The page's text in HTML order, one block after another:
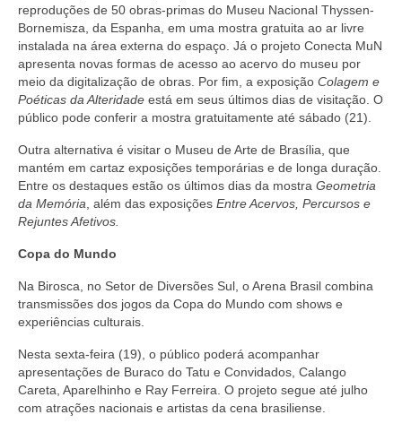
reproduções de 50 obras-primas do Museu Nacional Thyssen-
Bornemisza, da Espanha, em uma mostra gratuita ao ar livre
instalada na área externa do espaço. Já o projeto Conecta MuN
apresenta novas formas de acesso ao acervo do museu por
meio da digitalização de obras. Por fim, a exposição Colagem e
Poéticas da Alteridade está em seus últimos dias de visitação. O
público pode conferir a mostra gratuitamente até sábado (21).
Outra alternativa é visitar o Museu de Arte de Brasília, que
mantém em cartaz exposições temporárias e de longa duração.
Entre os destaques estão os últimos dias da mostra Geometria
da Memória , além das exposições Entre Acervos, Percursos e
Rejuntes Afetivos.
Copa do Mundo
Na Birosca, no Setor de Diversões Sul, o Arena Brasil combina
transmissões dos jogos da Copa do Mundo com shows e
experiências culturais.
Nesta sexta-feira (19), o público poderá acompanhar
apresentações de Buraco do Tatu e Convidados, Calango
Careta, Aparelhinho e Ray Ferreira. O projeto segue até julho
com atrações nacionais e artistas da cena brasiliense.